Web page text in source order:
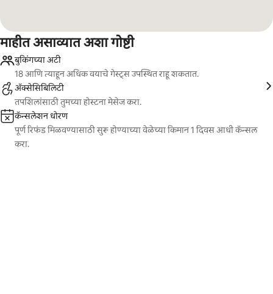
माहीत असाव्यात अशा गोष्टी
बुकिंगच्या अटी
18 आणि त्याहून अधिक वयाचे गेस्ट्स उपस्थित राहू शकतात.
ॲक्सेसिबिलिटी
तपशिलांसाठी तुमच्या होस्टना मेसेज करा.
कॅन्सलेशन धोरण
पूर्ण रिफंड मिळवण्यासाठी सुरू होण्याच्या वेळेच्या किमान 1 दिवस आधी कॅन्सल
करा.